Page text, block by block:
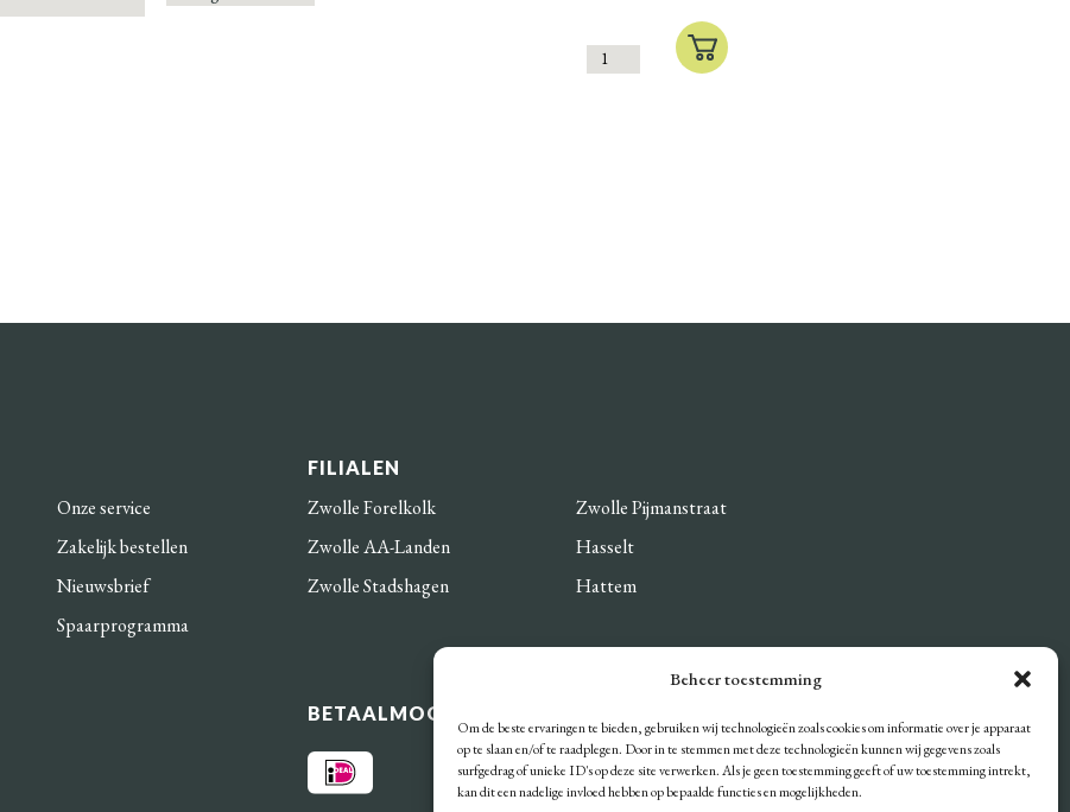
Beheer toestemming
Om de beste ervaringen te bieden, gebruiken wij technologieën zoals cookies om informatie over je apparaat
op te slaan en/of te raadplegen. Door in te stemmen met deze technologieën kunnen wij gegevens zoals
surfgedrag of unieke ID's op deze site verwerken. Als je geen toestemming geeft of uw toestemming intrekt,
kan dit een nadelige invloed hebben op bepaalde functies en mogelijkheden.
Onze service
Zakelijk bestellen
Nieuwsbrief
Spaarprogramma
FILIALEN
Zwolle Forelkolk
Zwolle Pijmanstraat
Zwolle AA-Landen
Hasselt
Zwolle Stadshagen
Hattem
BETAALMOGELIJKHEDEN